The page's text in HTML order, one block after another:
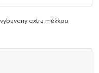
extra měkkou